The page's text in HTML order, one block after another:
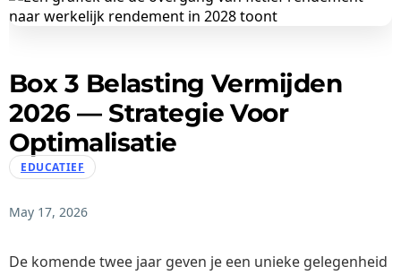
Box 3 Belasting Vermijden
2026 — Strategie Voor
Optimalisatie
EDUCATIEF
May 17, 2026
De komende twee jaar geven je een unieke gelegenheid